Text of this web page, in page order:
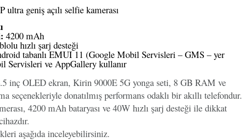
ultra geniş açılı selfie kamerası
4200 mAh
hızlı şarj desteği
tabanlı EMUI 11 (Google Mobil Servisleri – GMS – yer
Servisleri ve AppGallery kullanır
inç OLED ekran, Kirin 9000E 5G yonga seti, 8 GB RAM ve
seçenekleriyle donatılmış performans odaklı bir akıllı telefondur.
4200 mAh bataryası ve 40W hızlı şarj desteği ile dikkat
aşağıda inceleyebilirsiniz.